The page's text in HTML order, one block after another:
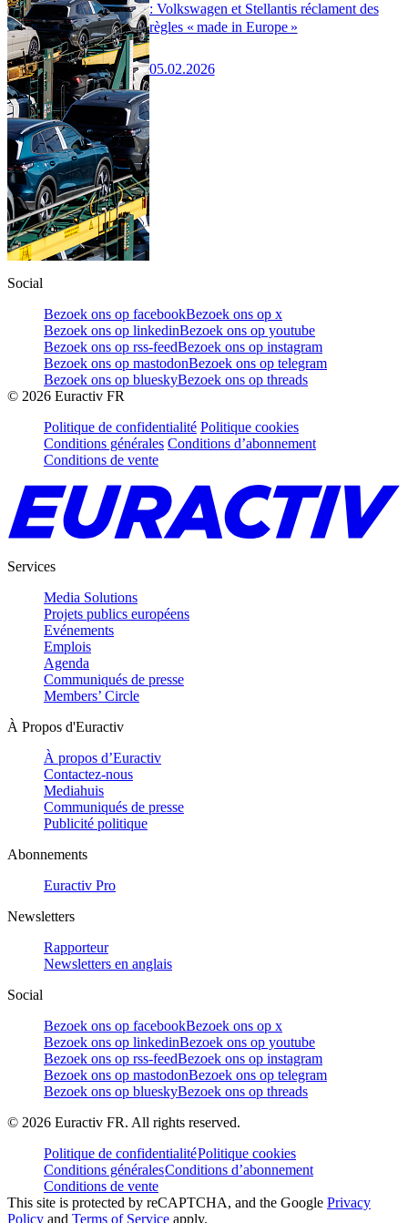
: Volkswagen et Stellantis réclament des
règles « made in Europe »
05.02.2026
Social
Bezoek ons op facebookBezoek ons op x
Bezoek ons op linkedinBezoek ons op youtube
Bezoek ons op rss-feedBezoek ons op instagram
Bezoek ons op mastodonBezoek ons op telegram
Bezoek ons op blueskyBezoek ons op threads
© 2026 Euractiv FR
Politique de confidentialité Politique cookies
Conditions générales Conditions d’abonnement
Conditions de vente
Services
Media Solutions
Projets publics européens
Evénements
Emplois
Agenda
Communiqués de presse
Members’ Circle
À Propos d'Euractiv
À propos d’Euractiv
Contactez-nous
Mediahuis
Communiqués de presse
Publicité politique
Abonnements
Euractiv Pro
Newsletters
Rapporteur
Newsletters en anglais
Social
Bezoek ons op facebookBezoek ons op x
Bezoek ons op linkedinBezoek ons op youtube
Bezoek ons op rss-feedBezoek ons op instagram
Bezoek ons op mastodonBezoek ons op telegram
Bezoek ons op blueskyBezoek ons op threads
© 2026 Euractiv FR. All rights reserved.
Politique de confidentialitéPolitique cookies
Conditions généralesConditions d’abonnement
Conditions de vente
This site is protected by reCAPTCHA, and the Google Privacy
Policy and Terms of Service apply.